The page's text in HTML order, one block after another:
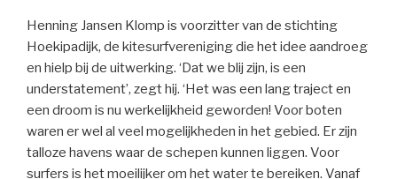
Henning Jansen Klomp is voorzitter van de stichting
Hoekipadijk, de kitesurfvereniging die het idee aandroeg
en hielp bij de uitwerking. ‘Dat we blij zijn, is een
understatement’, zegt hij. ‘Het was een lang traject en
een droom is nu werkelijkheid geworden! Voor boten
waren er wel al veel mogelijkheden in het gebied. Er zijn
talloze havens waar de schepen kunnen liggen. Voor
surfers is het moeilijker om het water te bereiken. Vanaf